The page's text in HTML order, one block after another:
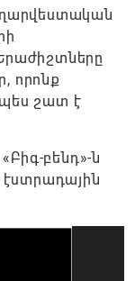
որոնք
շատ է
բենդ»-ն